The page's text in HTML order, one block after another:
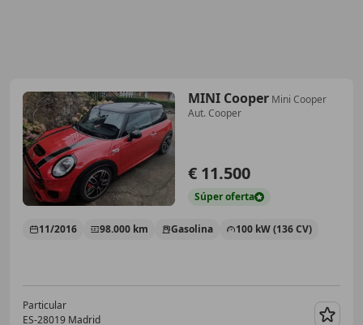
MINI Cooper Mini Cooper
Aut. Cooper
€ 11.500
Súperoferta
11/2016 98.000 km Gasolina 100 kW (136 CV)
Particular
ES-28019 Madrid